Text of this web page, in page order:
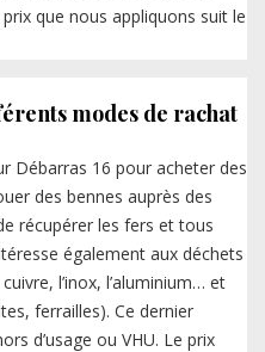
que nous appliquons suit le
modes de rachat
Débarras 16 pour acheter des
des bennes auprès des
récupérer les fers et tous
également aux déchets
l’inox, l’aluminium… et
ferrailles). Ce dernier
d’usage ou VHU. Le prix